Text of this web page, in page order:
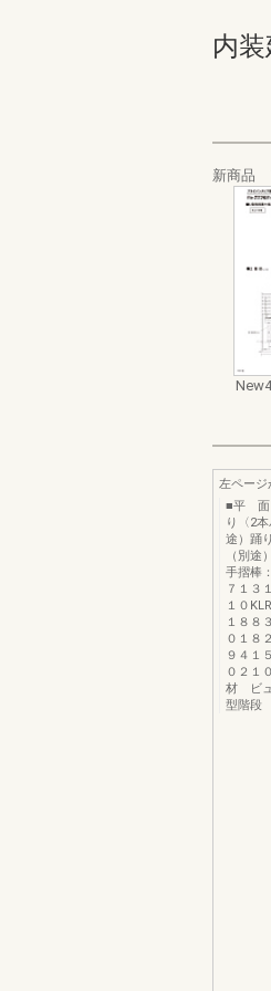
内
新商品
左ページ
■平 面
り〈2
途）踊
（別
手摺棒
７１３
１０
１８８
０１８
９４１
０２１
材 ビ
型階段